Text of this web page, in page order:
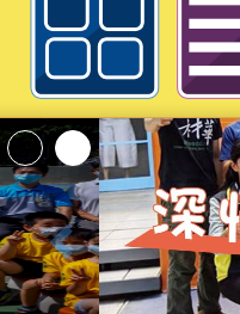
升家長因應學
興國民小學
轉知內